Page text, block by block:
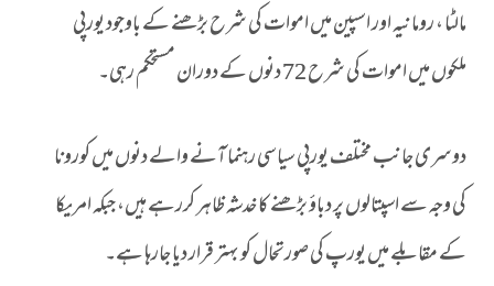
مالٹا ، رومانیہ اور اسپین میں اموات کی شرح بڑھنے کے باوجود یورپی
ملکوں میں اموات کی شرح 72 دنوں کے دوران مستحکم رہی۔
دوسری جانب مختلف یورپی سیاسی رہنما آنے والے دنوں میں کورونا
کی وجہ سے اسپتالوں پر دباؤ بڑھنے کا خدشہ ظاہر کررہے ہیں، جبکہ امریکا
کے مقابلے میں یورپ کی صورتحال کو بہتر قرار دیا جارہا ہے۔